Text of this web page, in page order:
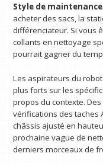
Style de
acheter des sacs, la
différenciateur. Si vous
collants en nettoyage
pourrait gagner du
Les aspirateurs du
plus forts sur les
propos du contexte.
vérifications des taches
châssis ajusté en
prochaine vague de
derniers morceaux de